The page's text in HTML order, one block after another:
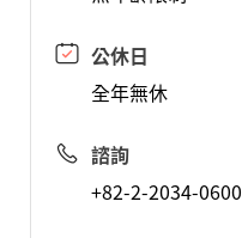
公休日
全年無休
諮詢
+82-2-2034-0600